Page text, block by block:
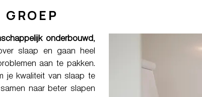
onderbouwd,
slaap en gaan heel
aan te pakken.
je kwaliteit van slaap te
naar beter slapen